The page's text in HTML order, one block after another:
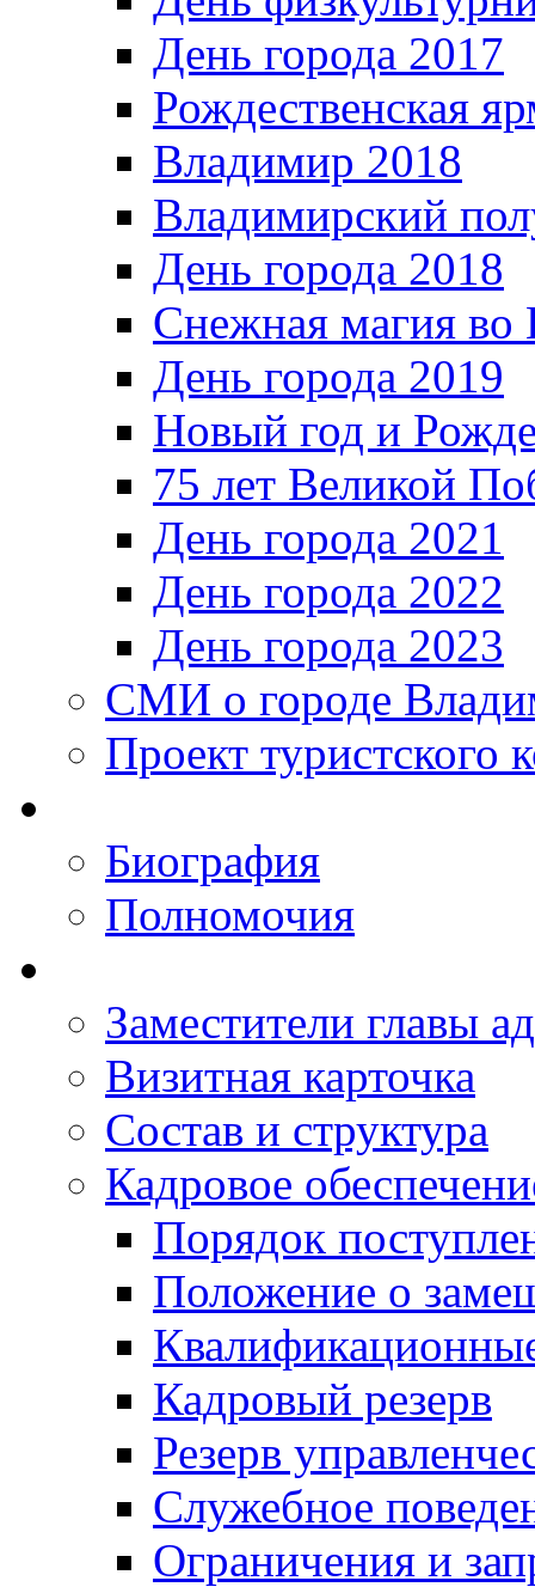
День города 2017
Рождественская
Владимир 2018
Владимирский
День города 2018
Снежная магия во
День города 2019
Новый год и
75 лет Великой
День города 2021
День города 2022
День города 2023
СМИ о городе
Проект туристского
Биография
Полномочия
Заместители главы
Визитная карточка
Состав и структура
Кадровое
Порядок
Положение о
Кадровый резерв
Резерв
Служебное
Ограничения и